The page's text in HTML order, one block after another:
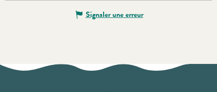
Signaler une erreur